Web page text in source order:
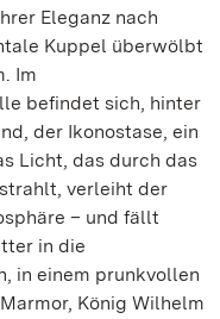
Eleganz nach
Kuppel überwölbt
Im
befindet sich, hinter
der Ikonostase, ein
Licht, das durch das
verleiht der
– und fällt
in die
in einem prunkvollen
König Wilhelm